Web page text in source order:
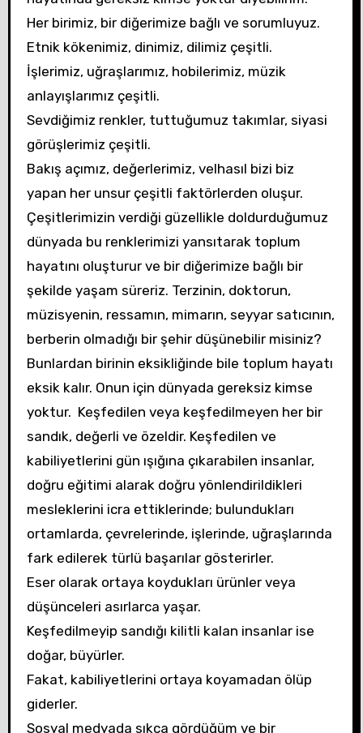
Her birimiz, bir diğerimize bağlı ve sorumluyuz.
Etnik kökenimiz, dinimiz, dilimiz çeşitli.
İşlerimiz, uğraşlarımız, hobilerimiz, müzik
anlayışlarımız çeşitli.
Sevdiğimiz renkler, tuttuğumuz takımlar, siyasi
görüşlerimiz çeşitli.
Bakış açımız, değerlerimiz, velhasıl bizi biz
yapan her unsur çeşitli faktörlerden oluşur.
Çeşitlerimizin verdiği güzellikle doldurduğumuz
dünyada bu renklerimizi yansıtarak toplum
hayatını oluşturur ve bir diğerimize bağlı bir
şekilde yaşam süreriz. Terzinin, doktorun,
müzisyenin, ressamın, mimarın, seyyar satıcının,
berberin olmadığı bir şehir düşünebilir misiniz?
Bunlardan birinin eksikliğinde bile toplum hayatı
eksik kalır. Onun için dünyada gereksiz kimse
yoktur. Keşfedilen veya keşfedilmeyen her bir
sandık, değerli ve özeldir. Keşfedilen ve
kabiliyetlerini gün ışığına çıkarabilen insanlar,
doğru eğitimi alarak doğru yönlendirildikleri
mesleklerini icra ettiklerinde; bulundukları
ortamlarda, çevrelerinde, işlerinde, uğraşlarında
fark edilerek türlü başarılar gösterirler.
Eser olarak ortaya koydukları ürünler veya
düşünceleri asırlarca yaşar.
Keşfedilmeyip sandığı kilitli kalan insanlar ise
doğar, büyürler.
Fakat, kabiliyetlerini ortaya koyamadan ölüp
giderler.
Sosyal medyada sıkça gördüğüm ve bir